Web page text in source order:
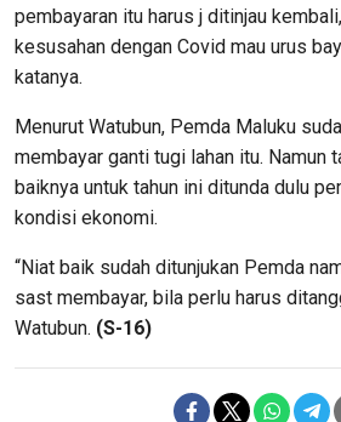
pembayaran itu harus j ditinjau
kesusahan dengan Covid mau urus
katanya.
Menurut Watubun, Pemda Maluku
membayar ganti tugi lahan itu. Namun
baiknya untuk tahun ini ditunda dulu
kondisi ekonomi.
“Niat baik sudah ditunjukan Pemda
sast membayar, bila perlu harus
Watubun. (S-16)